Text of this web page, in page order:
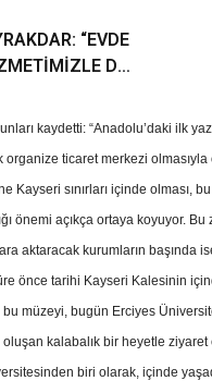
“EVDE
DE
kaydetti: “Anadolu’daki ilk
organize ticaret merkezi
Kayseri sınırları içinde olması,
önemi açıkça ortaya koyuyor.
aktaracak kurumların başında
önce tarihi Kayseri Kalesinin
bu müzeyi, bugün Erciyes
kalabalık bir heyetle ziyaret
biri olarak, içinde